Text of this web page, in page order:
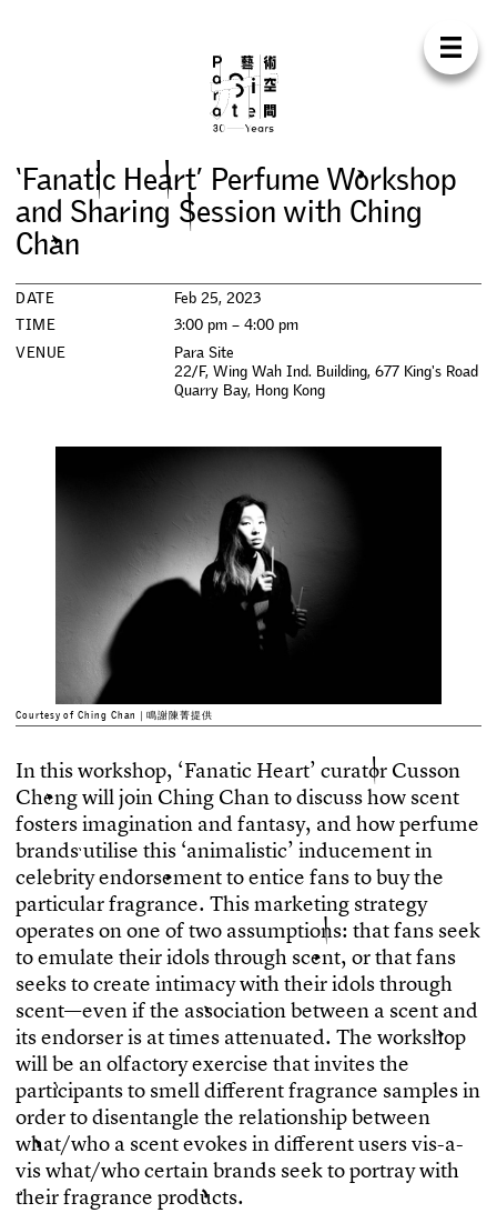
Para
UT SUP
E XH IBI T IONS
CONFERE
RESIDENCY
K
‘Fanatic Heart’ Perfume Workshop
and Sharing Session with Ching
Chan
DATE
Feb 25, 2023
TIME
3:00 pm – 4:00 pm
VENUE
Para Site
22/F, Wing Wah Ind. Building, 677 King's Road
Quarry Bay, Hong Kong
Courtesy of Ching Chan｜鳴謝陳菁提供
Inthisworkshop, ‘Fanatic Heart’ curator Cusson
Chengwilljoin Ching Chantodiscusshow scent
fostersimagination andfantasy, andhowperfume
brandsutilise this ‘animalistic’ inducementin
celebrityendorsementtoentice fanstobuythe
particularfragrance. Thismarketing strategy
operatesonone oftwo assumptions: thatfans seek
toemulate theiridolsthrough scent, orthatfans
seekstocreate intimacywiththeiridolsthrough
scent—evenifthe associationbetween a scent and
itsendorseris attimes attenuated. The workshop
willbe anolfactoryexercise thatinvitesthe
participantsto smelldiferentfragrance samplesin
ordertodisentangle the relationshipbetween
what/who a scentevokesindiferentusersvis-a-
viswhat/whocertainbrands seektoportraywith
theirfragrance products.